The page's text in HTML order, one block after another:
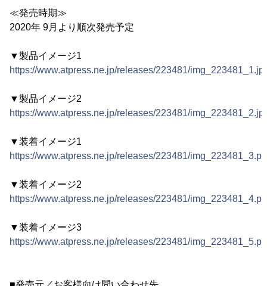
≪発売時期≫
2020年 9月より順次発売予定
▼製品イメージ1
https://www.atpress.ne.jp/releases/223481/
▼製品イメージ2
https://www.atpress.ne.jp/releases/223481/
▼装着イメージ1
https://www.atpress.ne.jp/releases/223481/
▼装着イメージ2
https://www.atpress.ne.jp/releases/223481/
▼装着イメージ3
https://www.atpress.ne.jp/releases/223481/